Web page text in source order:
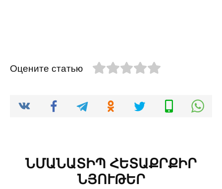
Оцените статью
ՆՄԱՆԱՏԻՊ ՀԵՏԱՔՐՔԻՐ
ՆՅՈՒԹԵՐ